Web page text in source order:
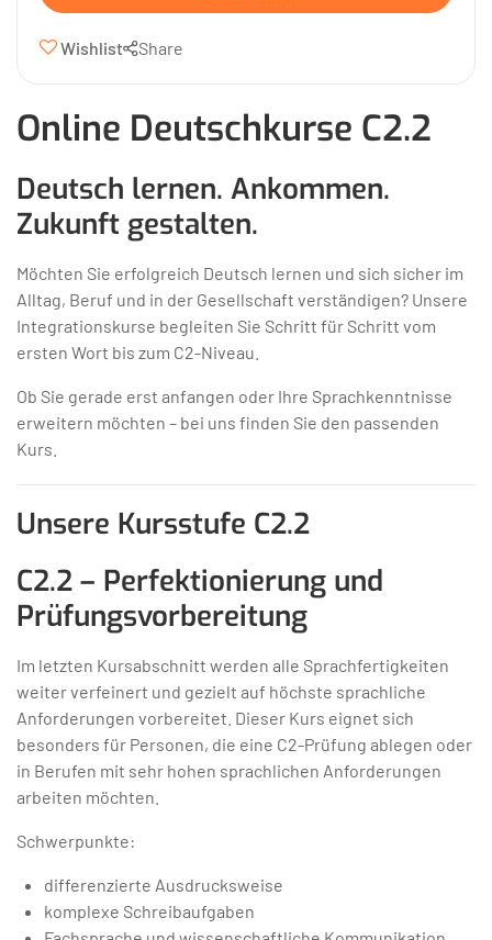
Online Deutschkurse C2.2
Deutsch lernen. Ankommen.
Zukunft gestalten.
Möchten Sie erfolgreich Deutsch lernen und sich sicher im
Alltag, Beruf und in der Gesellschaft verständigen? Unsere
Integrationskurse begleiten Sie Schritt für Schritt vom
ersten Wort bis zum C2-Niveau.
Ob Sie gerade erst anfangen oder Ihre Sprachkenntnisse
erweitern möchten – bei uns finden Sie den passenden
Kurs.
Unsere Kursstufe C2.2
C2.2 – Perfektionierung und
Prüfungsvorbereitung
Im letzten Kursabschnitt werden alle Sprachfertigkeiten
weiter verfeinert und gezielt auf höchste sprachliche
Anforderungen vorbereitet. Dieser Kurs eignet sich
besonders für Personen, die eine C2-Prüfung ablegen oder
in Berufen mit sehr hohen sprachlichen Anforderungen
arbeiten möchten.
Schwerpunkte:
differenzierte Ausdrucksweise
komplexe Schreibaufgaben
Wishlist Share